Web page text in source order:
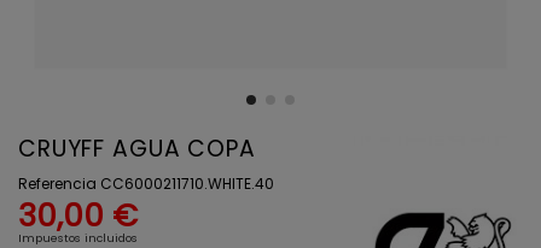
CRUYFF AGUA COPA
Referencia CC6000211710.WHITE.40
30,00 €
Impuestos incluidos